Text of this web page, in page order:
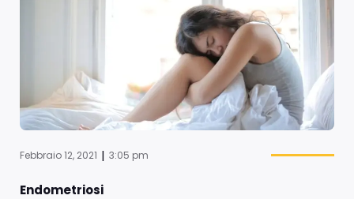
Febbraio 12, 2021 | 3:05 pm
Endometriosi